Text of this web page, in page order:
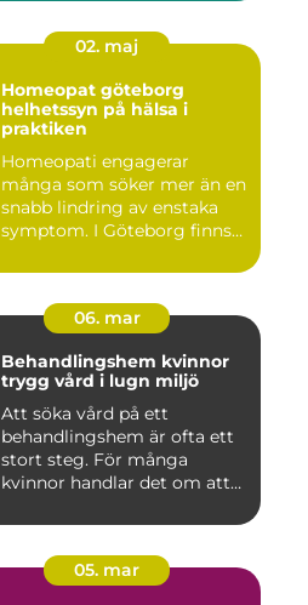
02. maj
Homeopat göteborg
helhetssyn på hälsa i
praktiken
Homeopati engagerar
många som söker mer än en
snabb lindring av enstaka
symptom. I Göteborg finns
06. mar
Behandlingshem kvinnor
trygg vård i lugn miljö
Att söka vård på ett
behandlingshem är ofta ett
stort steg. För många
kvinnor handlar det om att
05. mar